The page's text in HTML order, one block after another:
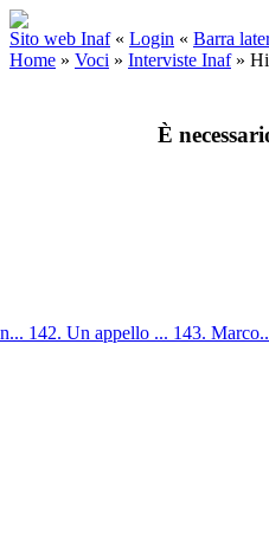
Sito web Inaf « Login « Barra
Home » Voci » Interviste Inaf»
È
142. Un appello ... 143.